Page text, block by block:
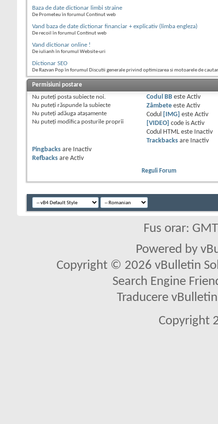
Baza de date dictionar limbi straine
De Prometeu în forumul Continut web
Vand baza de date dictionar financiar + explicativ (limba engleza)
De recoil în forumul Continut web
Vand dictionar online !
De iulianh în forumul Website-uri
Dictionar SEO
De Razvan Pop în forumul Discutii generale privind optimizarea si motoarele de
Permisiuni postare
Nu puteţi posta subiecte noi.
Nu puteţi răspunde la subiecte
Nu puteţi adăuga ataşamente
Nu puteţi modifica posturile proprii
Codul BBeste Activ
Zâmbeteeste Activ
Codul
[IMG] este Activ
[VIDEO]
code is Activ
Codul HTML este
Inactiv
Trackbacksare
Inactiv
Pingbacks are
Inactiv
Refbacks are Activ
Reguli Forum
Fus orar:
Powered by
Copyright © 2026 vBulletin
Search Engine
Traducere
Copyright